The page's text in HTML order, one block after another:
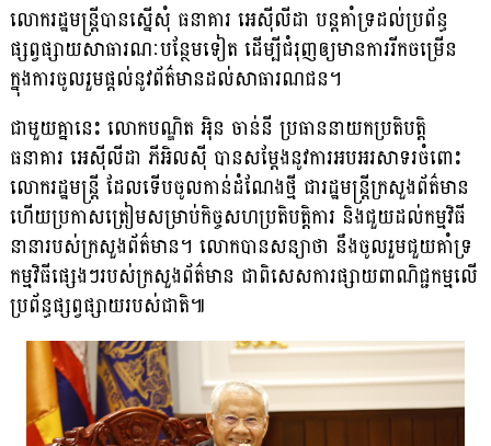
លោករដ្ឋមន្ដ្រី​បានស្នើសុំ ធនាគារ អេស៊ីលីដា បន្ដគាំទ្រដល់ប្រព័ន្ធ
ផ្សព្វផ្សាយសាធារណៈបន្ថែមទៀត ដើម្បីជំរុញឲ្យមានការរីកចម្រើន
ក្នុងការចូលរួមផ្ដល់នូវព័ត៌មានដល់សាធារណជន។
ជាមួយគ្នានេះ លោកបណ្ឌិត អ៉ិន ចាន់នី ប្រធាននាយកប្រតិបត្ដិ
ធនាគារ អេស៊ីលីដា ភីអិលស៊ី បានសម្ដែងនូវការអបអរសាទរចំពោះ
លោករដ្ឋមន្រ្ដី ដែលទើបចូលកាន់ដំណែងថ្មី ជារដ្ឋមន្រ្ដីក្រសួងព័ត៌មាន
ហើយប្រកាសត្រៀមសម្រាប់កិច្ចសហប្រតិបត្តិការ និងជួយដល់កម្មវិធី
នានារបស់ក្រសួងព័ត៌មាន។ លោកបានសន្យាថា នឹងចូលរួមជួយគាំទ្រ
កម្មវិធីផ្សេងៗរបស់ក្រសួងព័ត៌មាន ជាពិសេសការផ្សាយពាណិជ្ជកម្មលើ
ប្រព័ន្ធផ្សព្វផ្សាយរបស់ជាតិ៕